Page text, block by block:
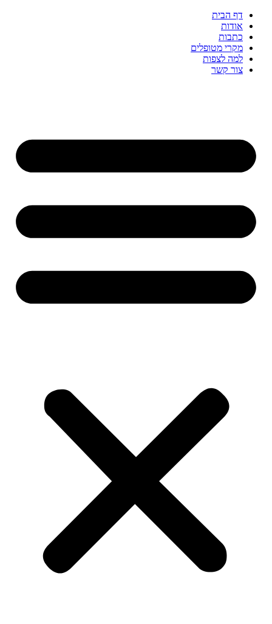
דף הבית
אודות
כתבות
מקרי מטופלים
למה לצפות
צור קשר